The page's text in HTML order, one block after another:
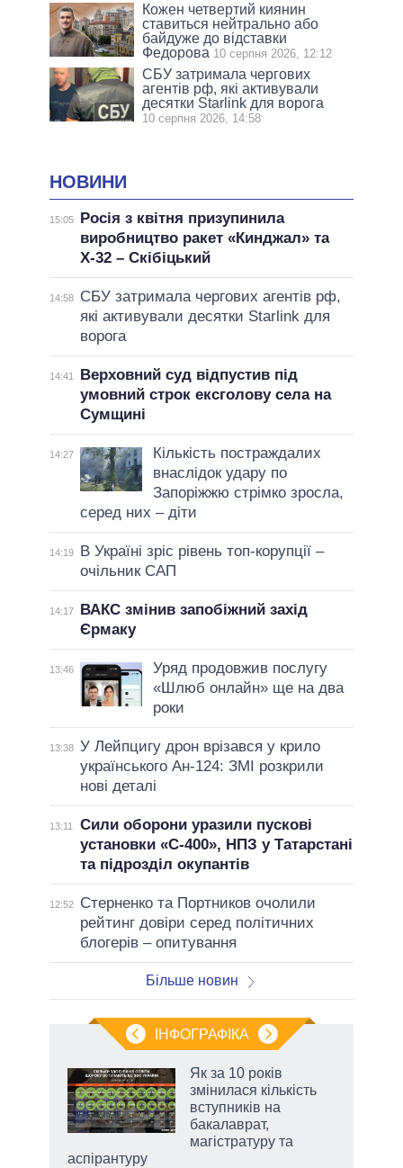
Кожен четвертий киянин
ставиться нейтрально або
байдуже до відставки
Федорова 10 серпня 2026, 12:12
СБУ затримала чергових
агентів рф, які активували
десятки Starlink для ворога
10 серпня 2026, 14:58
НОВИНИ
15:05
Росія з квітня призупинила
виробництво ракет «Кинджал» та
Х-32 – Скібіцький
14:58
СБУ затримала чергових агентів рф,
які активували десятки Starlink для
ворога
14:41
Верховний суд відпустив під
умовний строк ексголову села на
Сумщині
14:27
Кількість постраждалих
внаслідок удару по
Запоріжжю стрімко зросла,
серед них – діти
14:19
В Україні зріс рівень топ-корупції –
очільник САП
14:17
ВАКС змінив запобіжний захід
Єрмаку
13:46
Уряд продовжив послугу
«Шлюб онлайн» ще на два
роки
13:38 У Лейпцигу дрон врізався у крило
українського Ан-124: ЗМІ розкрили
нові деталі
13:11
Сили оборони уразили пускові
установки «С-400», НПЗ у Татарстані
та підрозділ окупантів
12:52
Стерненко та Портников очолили
рейтинг довіри серед політичних
блогерів – опитування
Більше новин
ІНФОГРАФІКА
Як за 10 років
змінилася кількість
вступників на
бакалаврат,
магістратуру та
аспірантуру